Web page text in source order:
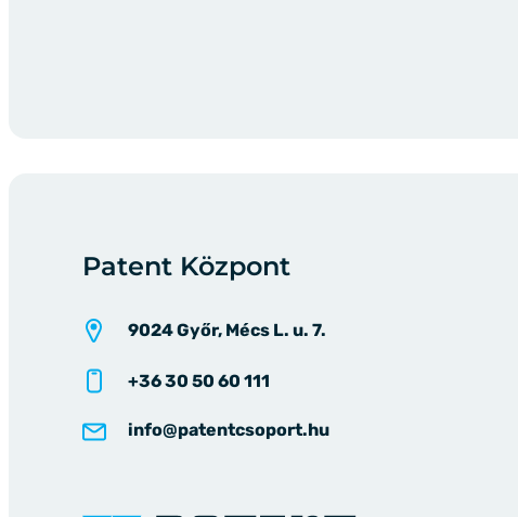
Patent Központ
9024 Győr, Mécs L. u. 7.
+36 30 50 60 111
info@patentcsoport.hu